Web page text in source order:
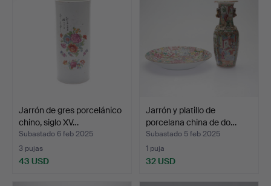
Jarrón de gres porcelánico
chino, siglo XV…
Subastado 6 feb 2025
3 pujas
43 USD
Jarrón y platillo de
porcelana china de do…
Subastado 5 feb 2025
1 puja
32 USD